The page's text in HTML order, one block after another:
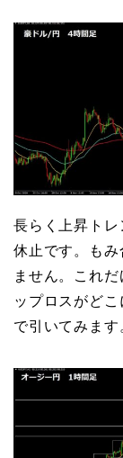
長らく上昇ト
休止です。もみ
ません。これ
ップロスがど
で引いてみます